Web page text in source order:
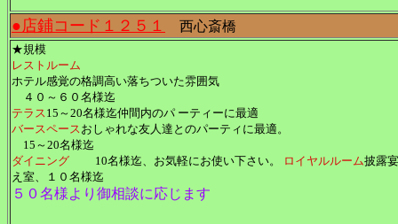
●店鋪コード１２５１ 西心斎橋
★規模
レストルーム
ホテル感覚の格調高い落ちついた雰囲気
４０～６０名様迄
テラス15～20名様迄仲間内のパ ーティーに最適
バースペースおしゃれな友人達とのパーティに最適。
15～20名様迄
ダイニング
10名様迄、お気軽にお使い下さい。 ロイヤルルーム披露
え室、１０名様迄
５０名様より御相談に応じます